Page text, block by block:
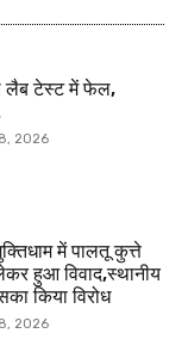
लैब टेस्ट में फेल,
2026
में पालतू कुत्ते
हुआ विवाद,स्थानीय
किया विरोध
2026